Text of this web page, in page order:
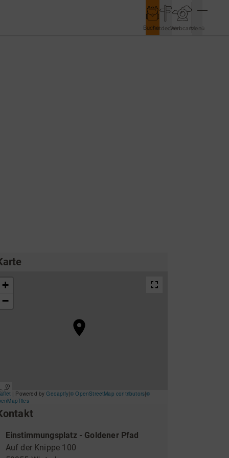
BuchenEntdeckenWebcamMenü
Unterkünfte & Angebote
Einstimmungsplatz - Goldener Pfad
Auf der Knippe 100